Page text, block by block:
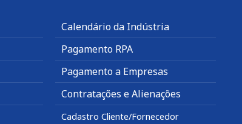
Calendário da Indústria
Pagamento RPA
Pagamento a Empresas
Contratações e Alienações
Cadastro Cliente/Fornecedor